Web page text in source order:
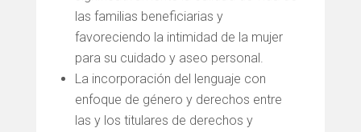
las familias beneficiarias y
favoreciendo la intimidad de la mujer
para su cuidado y aseo personal.
La incorporación del lenguaje con
enfoque de género y derechos entre
las y los titulares de derechos y